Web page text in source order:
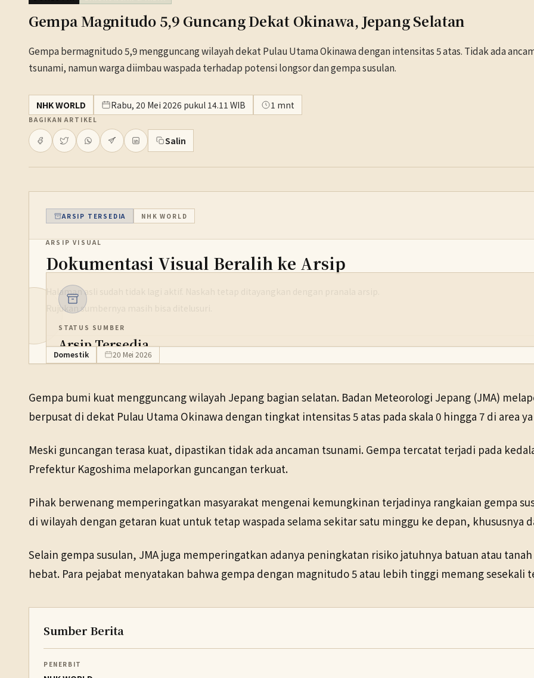
Gempa Magnitudo 5,9 Guncang Dekat Okinawa, Jepang Selatan
Gempa bermagnitudo 5,9 mengguncang wilayah dekat Pulau Utama Okinawa dengan intensitas 5 atas. Tidak ada
tsunami, namun warga diimbau waspada terhadap potensi longsor dan gempa susulan.
NHK WORLD Rabu, 20 Mei 2026 pukul 14.11 WIB 1 mnt
BAGIKAN ARTIKEL
Salin
ARSIP TERSEDIA NHK WORLD
ARSIP VISUAL
Dokumentasi Visual Beralih ke Arsip
Halaman asli sudah tidak lagi aktif. Naskah tetap ditayangkan dengan pranala arsip.
Rujukan sumbernya masih bisa ditelusuri.
Domestik 20 Mei 2026
STATUS SUMBER
Arsip Tersedia
20 Mei 2026
Pranala sumber asli tidak lagi tersedia. Buka arsip Wayback untuk melihat salinan yang tersedia.
Gempa bumi kuat mengguncang wilayah Jepang bagian selatan. Badan Meteorologi Jepang (JMA)
berpusat di dekat Pulau Utama Okinawa dengan tingkat intensitas 5 atas pada skala 0 hingga 7 di area
Meski guncangan terasa kuat, dipastikan tidak ada ancaman tsunami. Gempa tercatat terjadi pada
Prefektur Kagoshima melaporkan guncangan terkuat.
Pihak berwenang memperingatkan masyarakat mengenai kemungkinan terjadinya rangkaian gempa
di wilayah dengan getaran kuat untuk tetap waspada selama sekitar satu minggu ke depan, khususnya
Selain gempa susulan, JMA juga memperingatkan adanya peningkatan risiko jatuhnya batuan atau
hebat. Para pejabat menyatakan bahwa gempa dengan magnitudo 5 atau lebih tinggi memang sesekali
Sumber Berita
PENERBIT